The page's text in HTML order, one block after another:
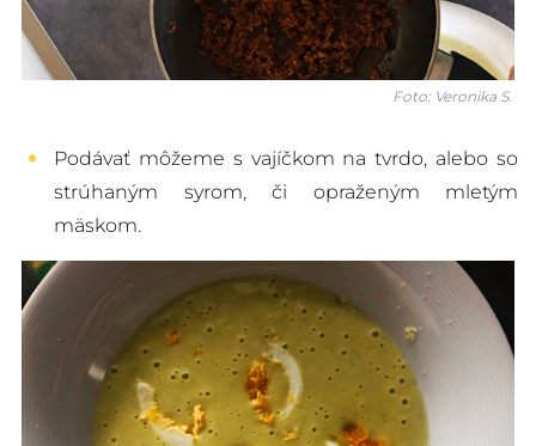
Foto: Veronika S.
Podávať môžeme s vajíčkom na tvrdo, alebo so
strúhaným syrom, či opraženým mletým
mäskom.